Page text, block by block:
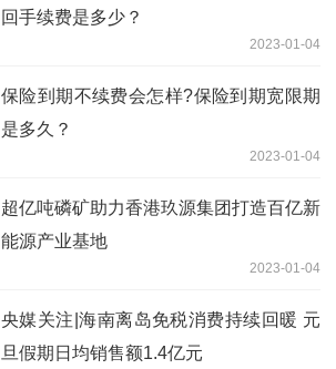
回手续费是多少？
2023-01-04
保险到期不续费会怎样?保险到期宽限期
是多久？
2023-01-04
超亿吨磷矿助力香港玖源集团打造百亿新
能源产业基地
2023-01-04
央媒关注|海南离岛免税消费持续回暖 元
旦假期日均销售额1.4亿元